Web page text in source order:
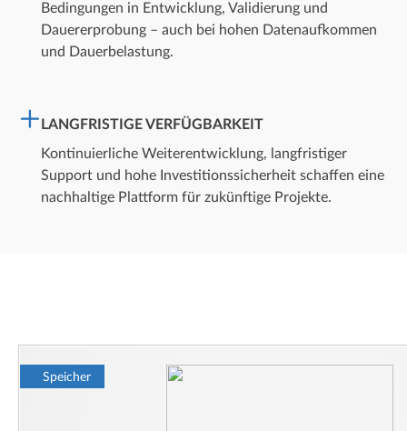
Bedingungen in Entwicklung, Validierung und
Dauererprobung – auch bei hohen Datenaufkommen
und Dauerbelastung.
LANGFRISTIGE VERFÜGBARKEIT
Kontinuierliche Weiterentwicklung, langfristiger
Support und hohe Investitionssicherheit schaffen eine
nachhaltige Plattform für zukünftige Projekte.
Speicher